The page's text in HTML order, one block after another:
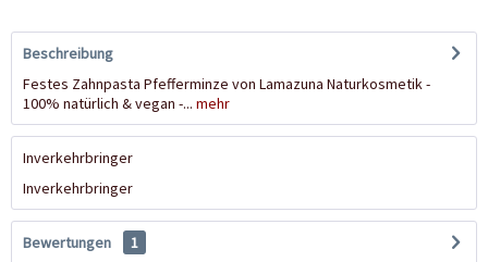
Beschreibung
Festes Zahnpasta Pfefferminze von Lamazuna Naturkosmetik -
100% natürlich & vegan -... mehr
Inverkehrbringer
Inverkehrbringer
Bewertungen
1